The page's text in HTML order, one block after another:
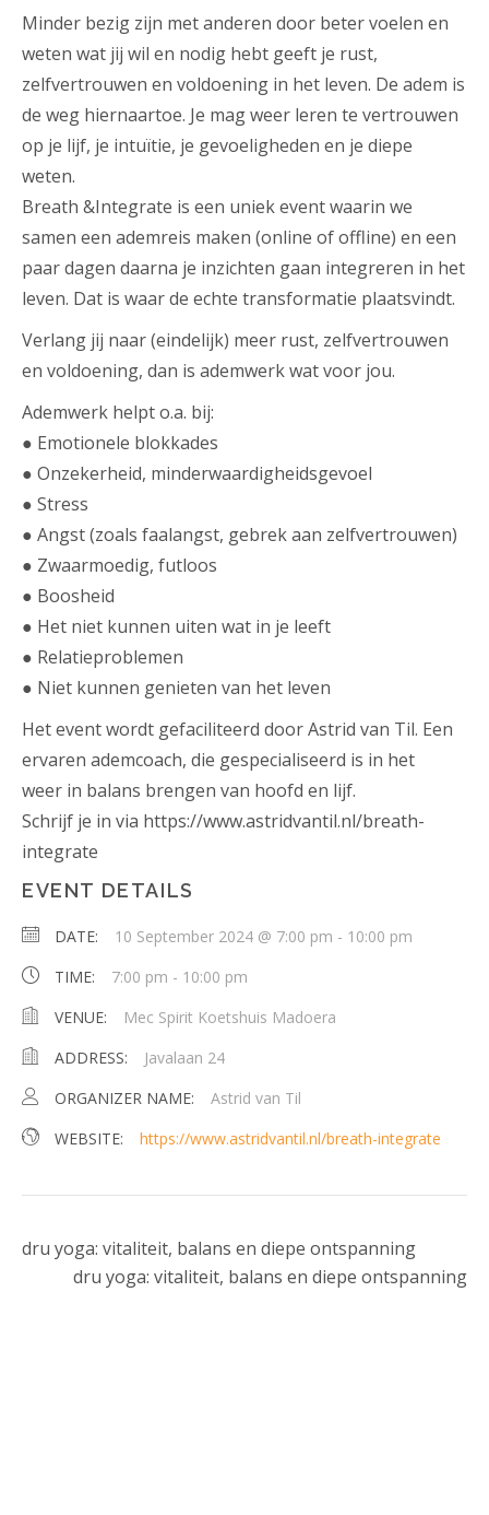
Minder bezig zijn met anderen door beter voelen en
weten wat jij wil en nodig hebt geeft je rust,
zelfvertrouwen en voldoening in het leven. De adem is
de weg hiernaartoe. Je mag weer leren te vertrouwen
op je lijf, je intuïtie, je gevoeligheden en je diepe
weten.
Breath &Integrate is een uniek event waarin we
samen een ademreis maken (online of offline) en een
paar dagen daarna je inzichten gaan integreren in het
leven. Dat is waar de echte transformatie plaatsvindt.
Verlang jij naar (eindelijk) meer rust, zelfvertrouwen
en voldoening, dan is ademwerk wat voor jou.
Ademwerk helpt o.a. bij:
● Emotionele blokkades
● Onzekerheid, minderwaardigheidsgevoel
● Stress
● Angst (zoals faalangst, gebrek aan zelfvertrouwen)
● Zwaarmoedig, futloos
● Boosheid
● Het niet kunnen uiten wat in je leeft
● Relatieproblemen
● Niet kunnen genieten van het leven
Het event wordt gefaciliteerd door Astrid van Til. Een
ervaren ademcoach, die gespecialiseerd is in het
weer in balans brengen van hoofd en lijf.
Schrijf je in via https://www.astridvantil.nl/breath-
integrate
EVENT DETAILS
DATE: 10 September 2024 @ 7:00 pm - 10:00 pm
TIME:
7:00 pm - 10:00 pm
VENUE:
Mec Spirit Koetshuis Madoera
ADDRESS:
Javalaan 24
ORGANIZER NAME:
Astrid van Til
WEBSITE:
https://www.astridvantil.nl/breath-integrate
dru yoga: vitaliteit, balans en diepe ontspanning
dru yoga: vitaliteit, balans en diepe ontspanning